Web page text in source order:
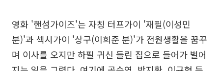
영화 '핸섬가이즈'는 자칭 터프가이 '재필(이성민
분)'과 섹시가이 '상구(이희준 분)'가 전원생활을 꿈꾸
며 이사를 오지만 하필 귀신 들린 집으로 들어가 벌어